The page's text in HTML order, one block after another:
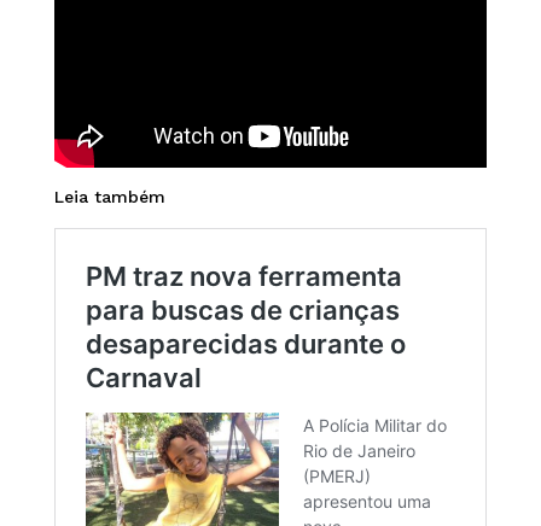
Leia também